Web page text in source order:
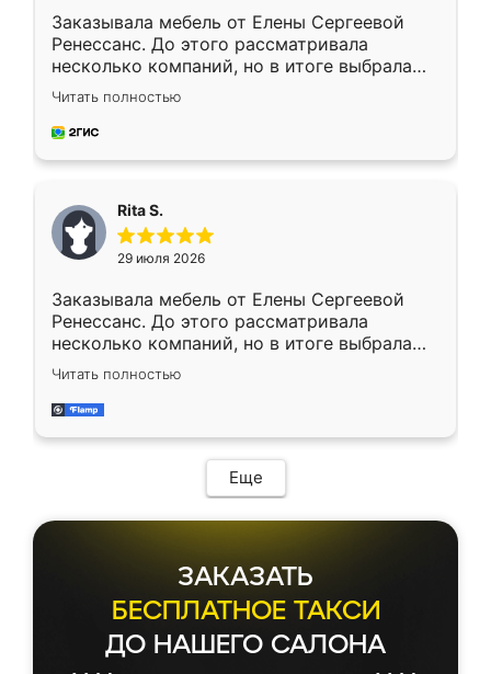
Заказывала мебель от Елены Сергеевой
Ренессанс. До этого рассматривала
несколько компаний, но в итоге выбрала
эту. Сначала обговорили условия, потом
приехал замерщик, всё спокойно объяснил
и снял размеры. Изготовили в срок, с
каких-либо доработок. Качеством осталась
довольна, все выглядит так, как и ожидала.
Читать полностью
Rita S.
29 июля 2026
Заказывала мебель от Елены Сергеевой
Ренессанс. До этого рассматривала
несколько компаний, но в итоге выбрала
эту. Сначала обговорили условия, потом
приехал замерщик, всё спокойно объяснил
и снял размеры. Изготовили в срок, с
мебель сразу встала на свое место без
каких-либо доработок. Качеством осталась
довольна, все выглядит так, как и ожидала.
Читать полностью
Еще
ЗАКАЗАТЬ
БЕСПЛАТНОЕ ТАКСИ
ДО НАШЕГО САЛОНА